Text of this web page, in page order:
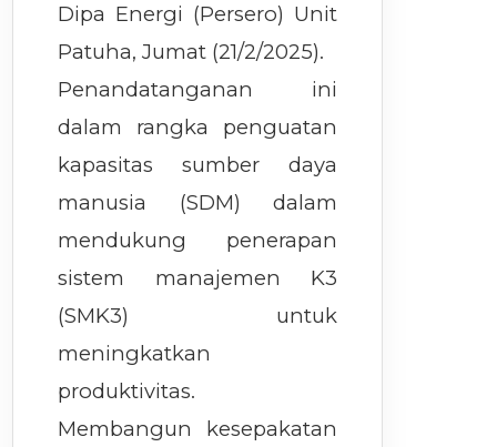
Dipa Energi (Persero) Unit
Patuha, Jumat (21/2/2025).
Penandatanganan ini
dalam rangka penguatan
kapasitas sumber daya
manusia (SDM) dalam
mendukung penerapan
sistem manajemen K3
(SMK3) untuk
meningkatkan
produktivitas.
Membangun kesepakatan